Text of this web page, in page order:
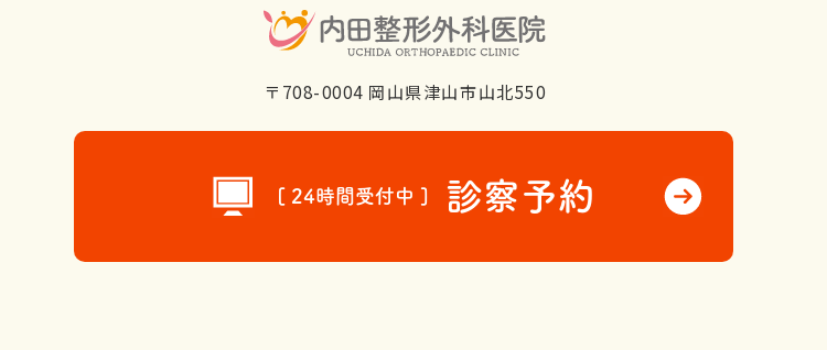
〒708-0004 岡山県津山市山北550
[ 24時間受付中 ] 診察予約